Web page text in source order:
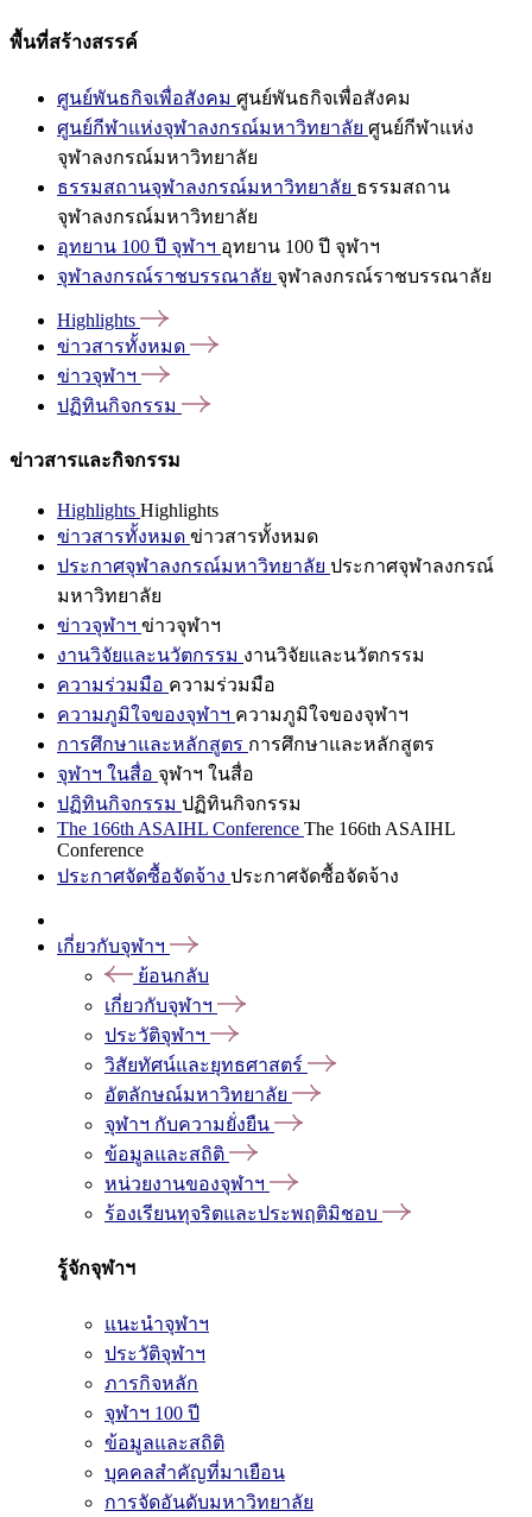
พื้นที่สร้างสรรค์
ศูนย์พันธกิจเพื่อสังคม ศูนย์พันธกิจเพื่อสังคม
ศูนย์กีฬาแห่งจุฬาลงกรณ์มหาวิทยาลัย ศูนย์กีฬาแห่ง
จุฬาลงกรณ์มหาวิทยาลัย
ธรรมสถานจุฬาลงกรณ์มหาวิทยาลัย ธรรมสถาน
จุฬาลงกรณ์มหาวิทยาลัย
อุทยาน 100 ปี จุฬาฯ อุทยาน 100 ปี จุฬาฯ
จุฬาลงกรณ์ราชบรรณาลัย จุฬาลงกรณ์ราชบรรณาลัย
Highlights
ข่าวสารทั้งหมด
ข่าวจุฬาฯ
ปฏิทินกิจกรรม
ข่าวสารและกิจกรรม
Highlights Highlights
ข่าวสารทั้งหมด ข่าวสารทั้งหมด
ประกาศจุฬาลงกรณ์มหาวิทยาลัย ประกาศจุฬาลงกรณ์
มหาวิทยาลัย
ข่าวจุฬาฯ ข่าวจุฬาฯ
งานวิจัยและนวัตกรรม งานวิจัยและนวัตกรรม
ความร่วมมือ ความร่วมมือ
ความภูมิใจของจุฬาฯ ความภูมิใจของจุฬาฯ
การศึกษาและหลักสูตร การศึกษาและหลักสูตร
จุฬาฯ ในสื่อ จุฬาฯ ในสื่อ
ปฏิทินกิจกรรม ปฏิทินกิจกรรม
The 166th ASAIHL Conference The 166th ASAIHL
Conference
ประกาศจัดซื้อจัดจ้าง ประกาศจัดซื้อจัดจ้าง
เกี่ยวกับจุฬาฯ
ย้อนกลับ
เกี่ยวกับจุฬาฯ
ประวัติจุฬาฯ
วิสัยทัศน์และยุทธศาสตร์
อัตลักษณ์มหาวิทยาลัย
จุฬาฯ กับความยั่งยืน
ข้อมูลและสถิติ
หน่วยงานของจุฬาฯ
ร้องเรียนทุจริตและประพฤติมิชอบ
รู้จักจุฬาฯ
แนะนำจุฬาฯ
ประวัติจุฬาฯ
ภารกิจหลัก
จุฬาฯ 100 ปี
ข้อมูลและสถิติ
บุคคลสำคัญที่มาเยือน
การจัดอันดับมหาวิทยาลัย